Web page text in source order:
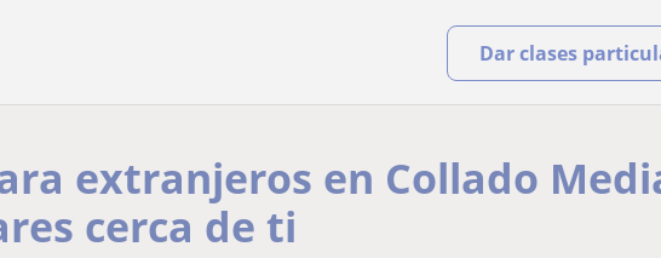
Dar clases
extranjeros en Collado
cerca de ti